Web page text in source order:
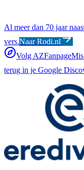
Al meer dan 70 jaar
vers.Naar Rodi.nl
Volg AZFanpage
terug in je Google